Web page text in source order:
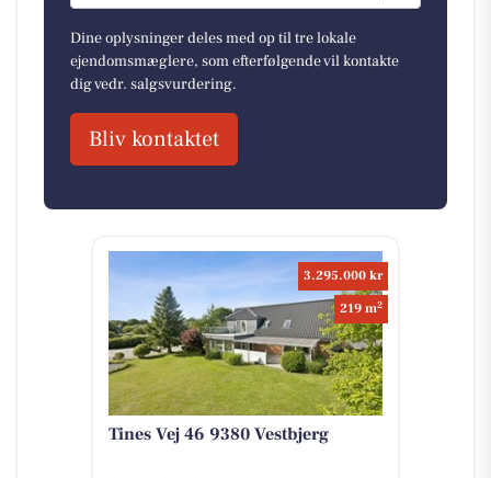
Dine oplysninger deles med op til tre lokale
ejendomsmæglere, som efterfølgende vil kontakte
dig vedr. salgsvurdering.
Bliv kontaktet
3.295.000 kr
219 m2
Tines Vej 46 9380 Vestbjerg